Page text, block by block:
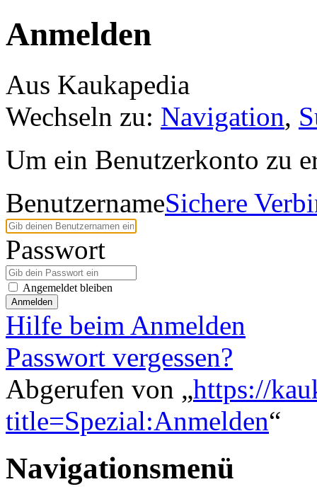
Anmelden
Aus Kaukapedia
Wechseln zu: Navigation,
Um ein Benutzerkonto zu
BenutzernameSichere
Passwort
Angemeldet bleiben
Anmelden
Hilfe beim Anmelden
Passwort vergessen?
Abgerufen von „https://
title=Spezial:Anmelden“
Navigationsmenü